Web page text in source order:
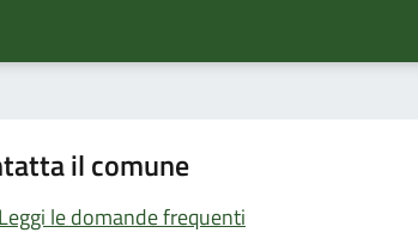
il comune
Leggi le domande frequenti